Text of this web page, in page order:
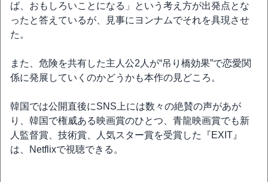
ば、おもしろいことになる」という考え方が出発点とな
ったと答えているが、見事にヨンナムでそれを具現させ
た。
また、危険を共有した主人公2人が“吊り橋効果”で恋愛関
係に発展していくのかどうかも本作の見どころ。
韓国では公開直後にSNS上には数々の絶賛の声があが
り、韓国で権威ある映画賞のひとつ、青龍映画賞でも新
人監督賞、技術賞、人気スター賞を受賞した『EXIT』
は、Netflixで視聴できる。